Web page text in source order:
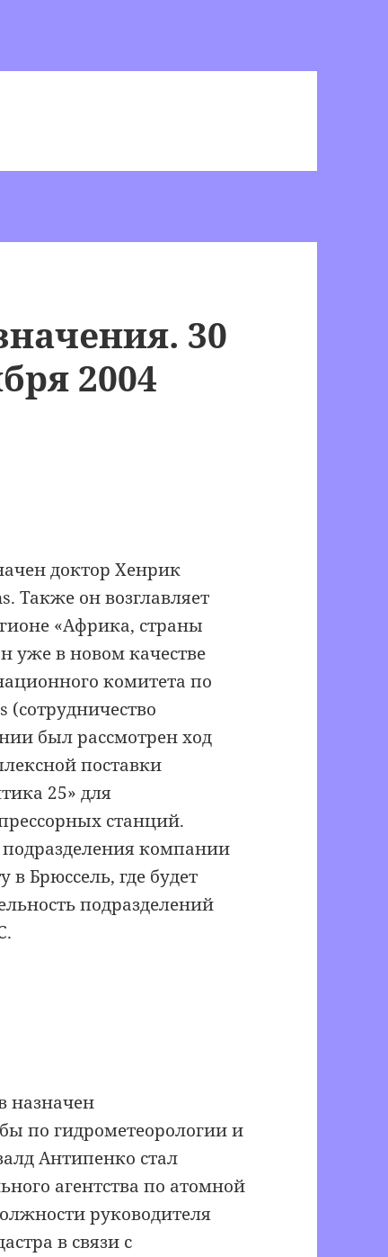
30
2004
доктор Хенрик
Также он возглавляет
«Африка, страны
уже в новом качестве
комитета по
(сотрудничество
был рассмотрен ход
поставки
25» для
станций.
компании
в Брюссель, где будет
подразделений
назначен
по гидрометеорологии и
Антипенко стал
агентства по атомной
руководителя
в связи с